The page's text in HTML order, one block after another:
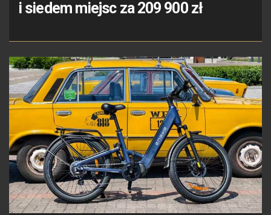
i siedem miejsc za 209 900 zł